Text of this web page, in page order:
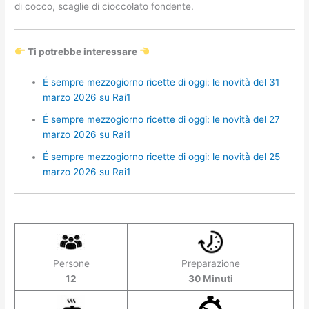
di cocco, scaglie di cioccolato fondente.
Ti potrebbe interessare
É sempre mezzogiorno ricette di oggi: le novità del 31
marzo 2026 su Rai1
É sempre mezzogiorno ricette di oggi: le novità del 27
marzo 2026 su Rai1
É sempre mezzogiorno ricette di oggi: le novità del 25
marzo 2026 su Rai1
Persone
12
Preparazione
30 Minuti